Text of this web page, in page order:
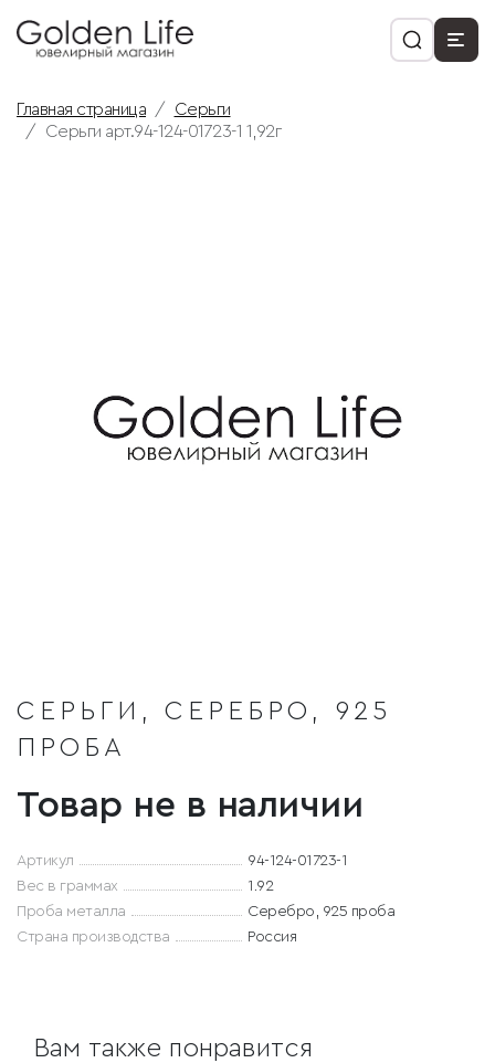
Главная страница
Серьги
Серьги арт.94-124-01723-1 1,92г
СЕРЬГИ, СЕРЕБРО, 925
ПРОБА
Товар не в наличии
Артикул
94-124-01723-1
Вес в граммах
1.92
Проба металла
Серебро, 925 проба
Страна производства
Россия
Вам также понравится